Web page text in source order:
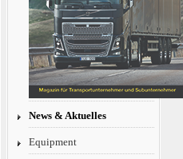
News & Aktuelles
Equipment